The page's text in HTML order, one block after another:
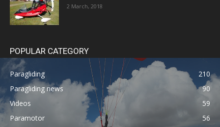
2 March, 2018
POPULAR CATEGORY
Paragliding
210
Paragliding news
90
Videos
59
Paramotor
56